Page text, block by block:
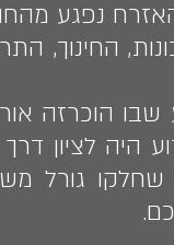
נפגע
החינוך,
הוכרזה
היה לציון
גורל